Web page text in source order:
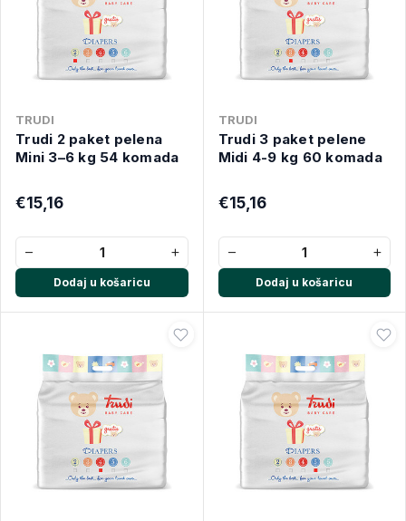
TRUDI
Trudi 2 paket pelena
Mini 3–6 kg 54 komada
€15,16
− +
Dodaj u košaricu
TRUDI
Trudi 3 paket pelene
Midi 4-9 kg 60 komada
€15,16
− +
Dodaj u košaricu